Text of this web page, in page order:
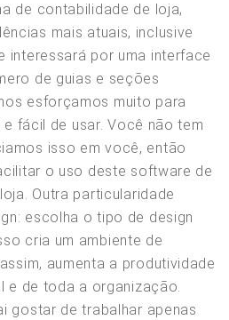
de contabilidade de loja,
mais atuais, inclusive
interessará por uma interface
de guias e seções
esforçamos muito para
fácil de usar. Você não tem
isso em você, então
o uso deste software de
Outra particularidade
escolha o tipo de design
cria um ambiente de
aumenta a produtividade
e de toda a organização.
gostar de trabalhar apenas